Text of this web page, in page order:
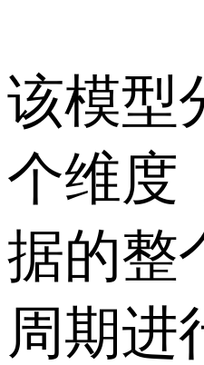
该模型
个维度
据的整
周期进